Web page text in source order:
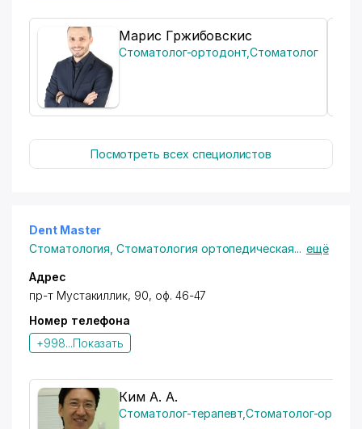
Марис Гржибовскис
Стоматолог-ортодонт ,Стоматолог
Посмотреть всех специолистов
Dent Master
Стоматология ,Стоматология ортопедическая... ещё
Адрес
пр-т Мустакиллик, 90, оф. 46-47
Номер телефона
+998...Показать
Ким А. А.
Стоматолог-терапевт ,Стоматолог-